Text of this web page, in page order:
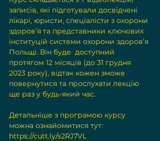
записів, які підготували досвідчені
лікарі, юристи, спеціалісти з охорони
здоров’я та представники ключових
інституцій системи охорони здоров’я
Польщі. Він буде  доступний
протягом 12 місяців (до 31 грудня
2023 року), відтак кожен зможе
повернутися та прослухати лекцію
ще раз у будь-який час.
Детальніше з програмою курсу
можна ознайомитися тут:
https://cutt.ly/s2RJ7VL